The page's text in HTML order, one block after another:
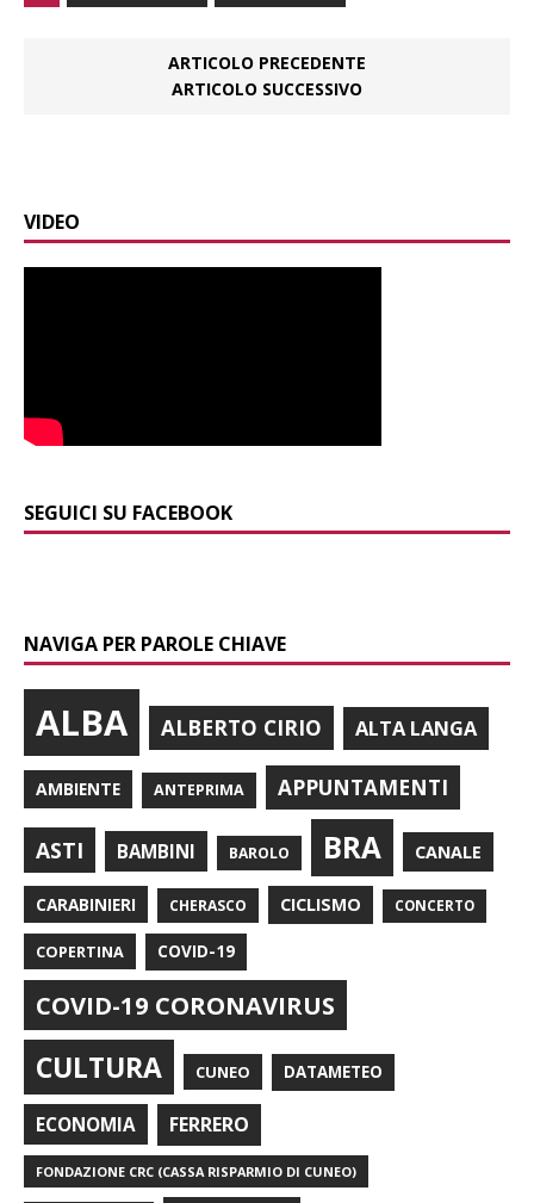
ARTICOLO PRECEDENTE
ARTICOLO SUCCESSIVO
VIDEO
SEGUICI SU FACEBOOK
NAVIGA PER PAROLE CHIAVE
ALBA ALBERTO CIRIO ALTA LANGA
AMBIENTE ANTEPRIMA APPUNTAMENTI
ASTI BAMBINI BAROLO BRA CANALE
CARABINIERI CHERASCO CICLISMO CONCERTO
COPERTINA COVID-19
COVID-19 CORONAVIRUS
CULTURA CUNEO DATAMETEO
ECONOMIA FERRERO
FONDAZIONE CRC (CASSA RISPARMIO DI CUNEO)